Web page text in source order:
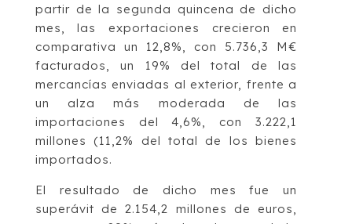
partir de la segunda quincena de dicho
mes, las exportaciones crecieron en
comparativa un 12,8%, con 5.736,3 M€
facturados, un 19% del total de las
mercancías enviadas al exterior, frente a
un alza más moderada de las
importaciones del 4,6%, con 3.222,1
millones (11,2% del total de los bienes
importados.
El resultado de dicho mes fue un
superávit de 2.154,2 millones de euros,